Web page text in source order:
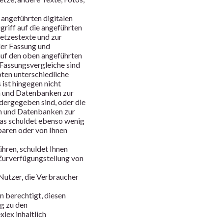
digitalen
auf die angeführten
und zur
Fassung und
den oben angeführten
sind
unterschiedliche
hingegen nicht
Datenbanken zur
sind, oder die
Datenbanken zur
schuldet ebenso wenig
oder von Ihnen
schuldet Ihnen
von
die Verbraucher
berechtigt, diesen
zu den
inhaltlich